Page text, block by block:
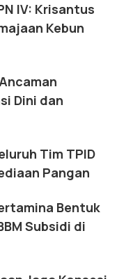
IV: Krisantus
Kebun
Dini dan
Tim TPID
Pangan
Bentuk
Subsidi di